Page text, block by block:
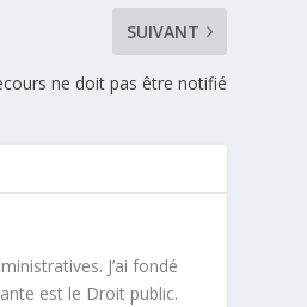
SUIVANT
ne doit pas être notifié
J’ai fondé
est le Droit public.